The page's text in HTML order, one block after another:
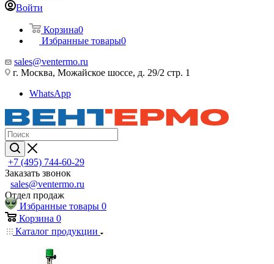
Войти
Корзина0
Избранные товары0
sales@ventermo.ru
г. Москва, Можайское шоссе, д. 29/2 стр. 1
WhatsApp
+7 (495) 744-60-29
Заказать звонок
sales@ventermo.ru
Отдел продаж
Избранные товары 0
Корзина 0
Каталог продукции